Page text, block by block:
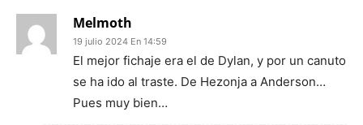
Melmoth
19 julio 2024 En 14:59
El mejor fichaje era el de Dylan, y por un canuto
se ha ido al traste. De Hezonja a Anderson…
Pues muy bien…